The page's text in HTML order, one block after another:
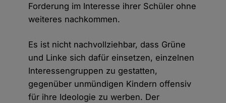
Forderung im Interesse ihrer Schüler ohne
weiteres nachkommen.
Es ist nicht nachvollziehbar, dass Grüne
und Linke sich dafür einsetzen, einzelnen
Interessengruppen zu gestatten,
gegenüber unmündigen Kindern offensiv
für ihre Ideologie zu werben. Der